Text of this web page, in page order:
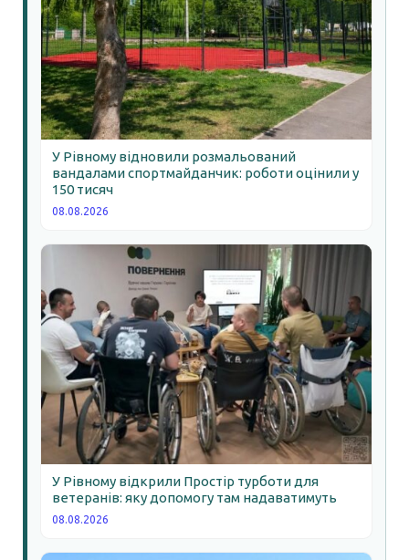
У Рівному відновили розмальований
вандалами спортмайданчик: роботи оцінили у
150 тисяч
08.08.2026
У Рівному відкрили Простір турботи для
ветеранів: яку допомогу там надаватимуть
08.08.2026